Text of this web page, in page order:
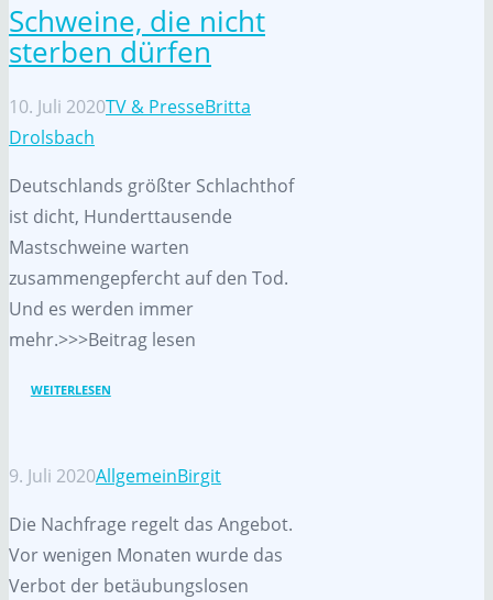
Schweine, die nicht
sterben dürfen
10. Juli 2020TV & PresseBritta
Drolsbach
Deutschlands größter Schlachthof
ist dicht, Hunderttausende
Mastschweine warten
zusammengepfercht auf den Tod.
Und es werden immer
mehr.>>>Beitrag lesen
WEITERLESEN
9. Juli 2020AllgemeinBirgit
Die Nachfrage regelt das Angebot.
Vor wenigen Monaten wurde das
Verbot der betäubungslosen